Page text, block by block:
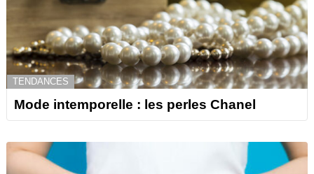
TENDANCES
Mode intemporelle : les perles Chanel